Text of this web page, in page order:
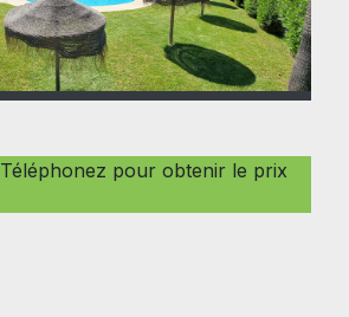
Téléphonez pour obtenir le prix